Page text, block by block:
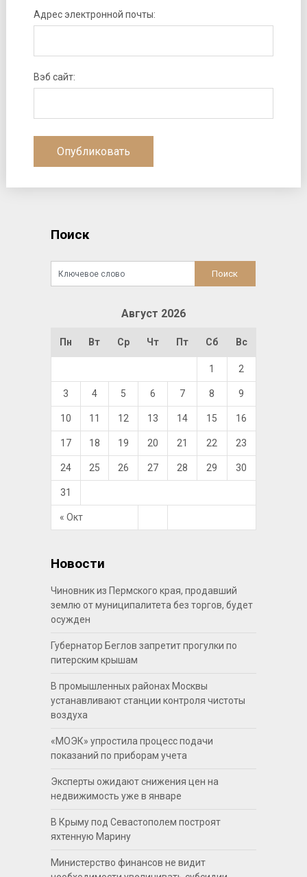
Адрес электронной почты:
Вэб сайт:
Поиск
Август 2026
Пн Вт Ср Чт Пт Сб Вс
« Окт
1 2
3 4 5 6 7 8 9
10 11 12 13 14 15 16
17 18 19 20 21 22 23
24 25 26 27 28 29 30
31
Новости
Чиновник из Пермского края, продавший
землю от муниципалитета без торгов, будет
осужден
Губернатор Беглов запретит прогулки по
питерским крышам
В промышленных районах Москвы
устанавливают станции контроля чистоты
воздуха
«МОЭК» упростила процесс подачи
показаний по приборам учета
Эксперты ожидают снижения цен на
недвижимость уже в январе
В Крыму под Севастополем построят
яхтенную Марину
Министерство финансов не видит